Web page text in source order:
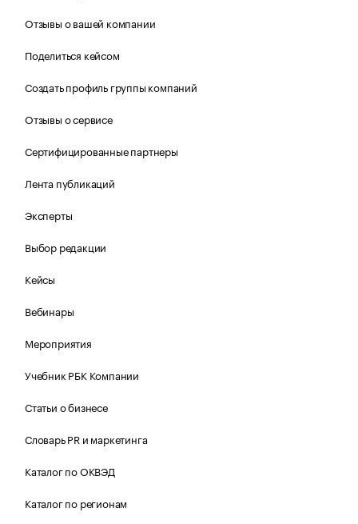
Отзывы о вашей компании
Поделиться кейсом
Создать профиль группы компаний
Отзывы о сервисе
Сертифицированные партнеры
Лента публикаций
Эксперты
Выбор редакции
Кейсы
Вебинары
Мероприятия
Учебник РБК Компании
Статьи о бизнесе
Словарь PR и маркетинга
Каталог по ОКВЭД
Каталог по регионам